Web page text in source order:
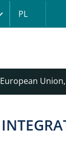
PL
European